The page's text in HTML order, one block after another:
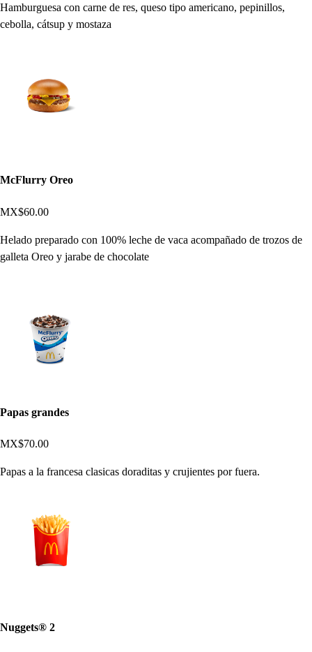
Hamburguesa con carne de res, queso tipo americano, pepinillos,
cebolla, cátsup y mostaza
McFlurry Oreo
MX$60.00
Helado preparado con 100% leche de vaca acompañado de trozos de
galleta Oreo y jarabe de chocolate
Papas grandes
MX$70.00
Papas a la francesa clasicas doraditas y crujientes por fuera.
Nuggets® 2